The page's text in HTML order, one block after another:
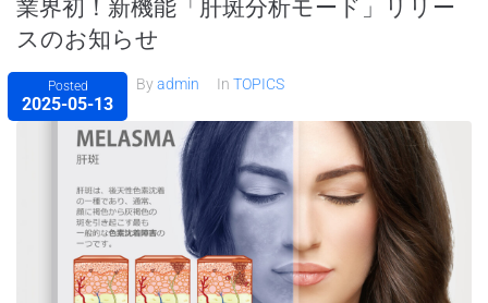
業界初！新機能「肝斑分析モード」リリー
スのお知らせ
Byadmin In TOPICS
Posted
2025-05-13